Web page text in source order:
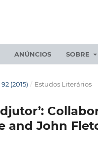
ANÚNCIOS SOBRE
92 (2015) / Estudos Literários
and John